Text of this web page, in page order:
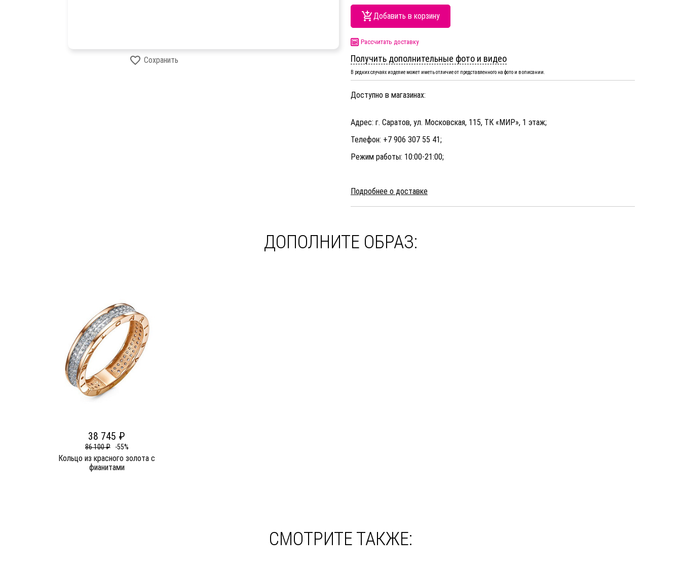
Сохранить
Добавить в корзину
Рассчитать доставку
Получить дополнительные фото и видео
В редких случаях изделие может иметь отличие от представленного на фото и в описании.
Доступно в магазинах:
Адрес: г. Саратов, ул. Московская, 115, ТК «МИР», 1 этаж;
Телефон: +7 906 307 55 41;
Режим работы: 10:00-21:00;
Подробнее о доставке
ДОПОЛНИТЕ ОБРАЗ:
38 745 ₽
86 100 ₽ -55%
Кольцо из красного золота c
фианитами
СМОТРИТЕ ТАКЖЕ: